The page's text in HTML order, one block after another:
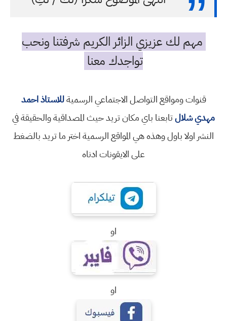
مهم لك عزيزي الزائر الكريم شرفتنا ونحب
تواجدك معنا
قنوات ومواقع التواصل الاجتماعي الرسميةللاستاذ احمد
مهدي شلالتابعنا باي مكان تريد حيث المصداقية والحقيقة في
النشر اولا باول وهذه هي المواقع الرسمية اختر ما تريد بالضغط
على الايقونات ادناه
او
او